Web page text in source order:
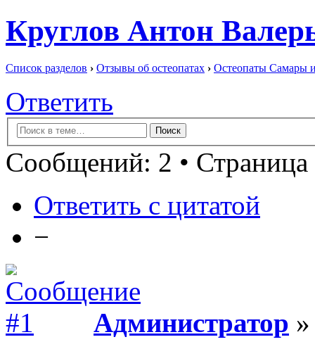
Круглов Антон
Список разделов › Отзывы об остеопатах › Остеопаты Самары
Ответить
Сообщений: 2 • Страница
Ответить с цитатой
−
Администратор